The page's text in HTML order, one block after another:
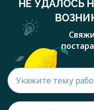
НЕ УДАЛОСЬ